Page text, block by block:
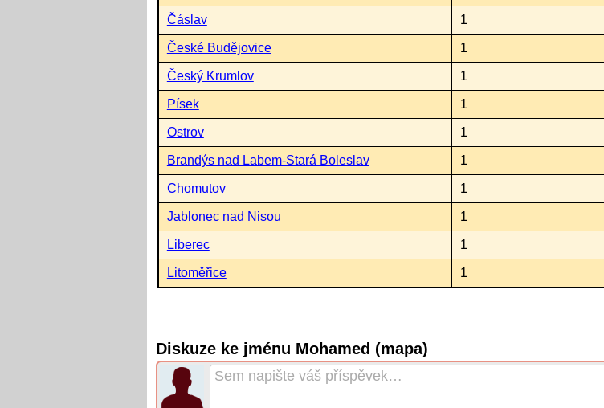
Čáslav 1
České Budějovice 1
Český Krumlov 1
Písek 1
Ostrov 1
Brandýs nad Labem-Stará Boleslav 1
Chomutov 1
Jablonec nad Nisou 1
Liberec 1
Litoměřice 1
Diskuze ke jménu Mohamed (mapa)